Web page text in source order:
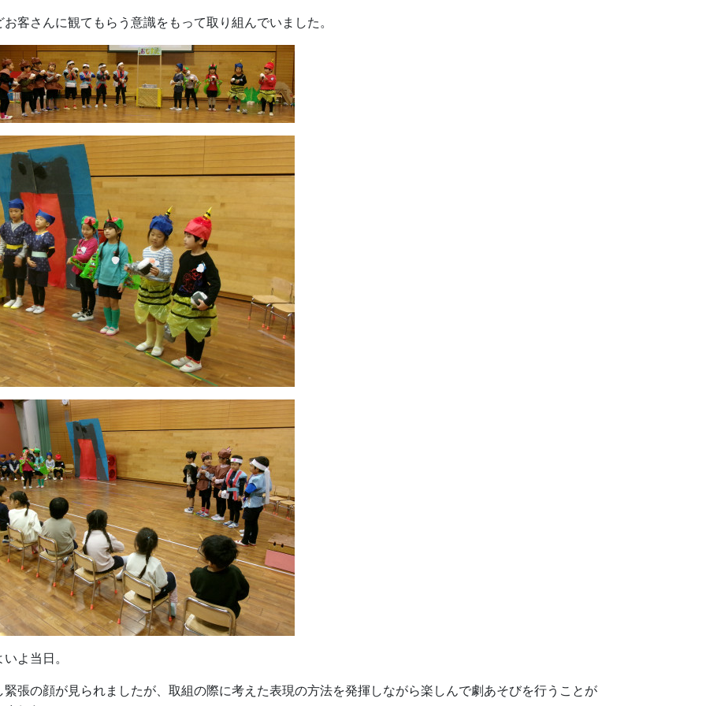
お客さんに観てもらう意識をもって取り組んでいました。
いよ当日。
緊張の顔が見られましたが、取組の際に考えた表現の方法を発揮しながら楽しんで劇あそびを行うことが